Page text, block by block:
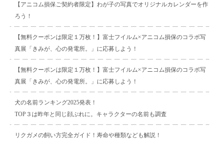
【アニコム損保ご契約者限定】わが子の写真でオリジナルカレンダーを作
ろう！
【無料クーポンは限定１万枚！】富士フイルム×アニコム損保のコラボ写
真展「きみが、心の発電所。」に応募しよう！
【無料クーポンは限定１万枚！】富士フイルム×アニコム損保のコラボ写
真展「きみが、心の発電所。」に応募しよう！
犬の名前ランキング2025発表！
TOP３は昨年と同じ顔ぶれに。キャラクターの名前も調査
リクガメの飼い方完全ガイド！寿命や種類なども解説！